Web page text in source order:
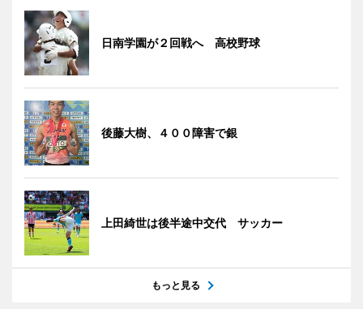
日南学園が２回戦へ 高校野球
後藤大樹、４００障害で銀
上田綺世は後半途中交代 サッカー
もっと見る